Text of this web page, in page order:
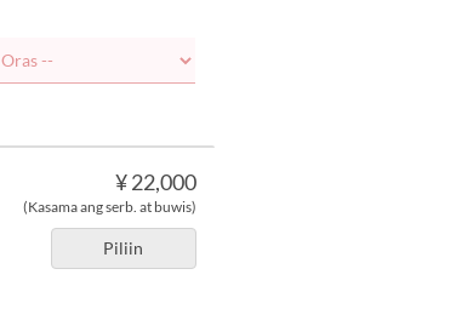
¥ 22,000
(Kasama ang serb. at buwis)
Piliin